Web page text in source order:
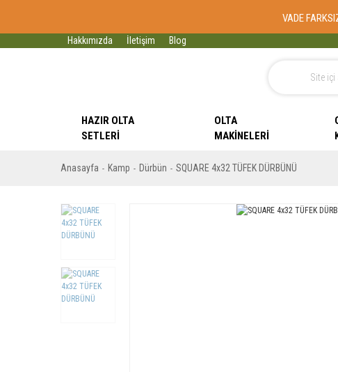
VADE
Hakkımızda İletişim Blog
HAZIR OLTA
SETLERI
OLTA
MAKINELERI
Anasayfa Kamp Dürbün SQUARE 4x32 TÜFEK DÜRBÜNÜ